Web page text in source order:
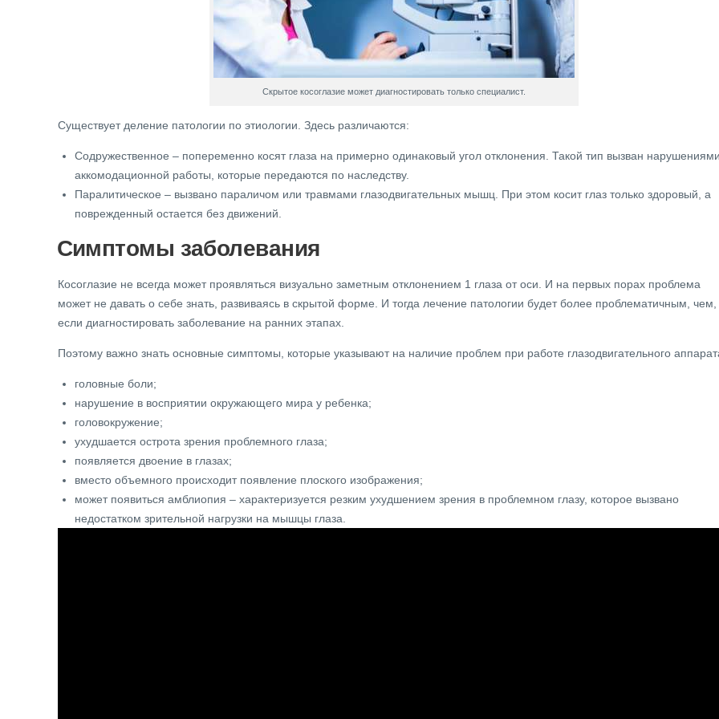
Скрытое косоглазие может диагностировать только специалист.
Существует деление патологии по этиологии. Здесь различаются:
Содружественное – попеременно косят глаза на примерно одинаковый угол отклонения. Такой тип вызван
аккомодационной работы, которые передаются по наследству.
Паралитическое – вызвано параличом или травмами глазодвигательных мышц. При этом косит глаз только здоровый, а
поврежденный остается без движений.
Симптомы заболевания
Косоглазие не всегда может проявляться визуально заметным отклонением 1 глаза от оси. И на первых порах проблема
может не давать о себе знать, развиваясь в скрытой форме. И тогда лечение патологии будет более проблематичным, чем,
если диагностировать заболевание на ранних этапах.
Поэтому важно знать основные симптомы, которые указывают на наличие проблем при работе глазодвигательного
головные боли;
нарушение в восприятии окружающего мира у ребенка;
головокружение;
ухудшается острота зрения проблемного глаза;
появляется двоение в глазах;
вместо объемного происходит появление плоского изображения;
может появиться амблиопия – характеризуется резким ухудшением зрения в проблемном глазу, которое вызвано
недостатком зрительной нагрузки на мышцы глаза.